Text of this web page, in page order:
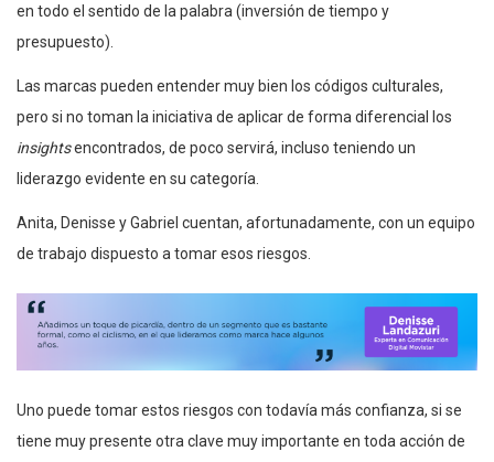
en todo el sentido de la palabra (inversión de tiempo y
presupuesto).
Las marcas pueden entender muy bien los códigos culturales,
pero si no toman la iniciativa de aplicar de forma diferencial los
insightsencontrados, de poco servirá, incluso teniendo un
liderazgo evidente en su categoría.
Anita, Denisse y Gabriel cuentan, afortunadamente, con un equipo
de trabajo dispuesto a tomar esos riesgos.
Uno puede tomar estos riesgos con todavía más confianza, si se
tiene muy presente otra clave muy importante en toda acción de